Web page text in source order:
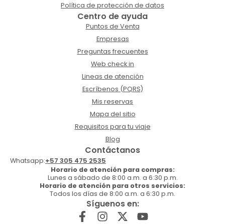
Política de protección de datos
Centro de ayuda
Puntos de Venta
Empresas
Preguntas frecuentes
Web check in
Lineas de atención
Escríbenos (PQRS)
Mis reservas
Mapa del sitio
Requisitos para tu viaje
Blog
Contáctanos
Whatsapp:+57 305 475 2535
Horario de atención para compras:
Lunes a sábado de 8:00 a.m. a 6:30 p.m.
Horario de atención para otros servicios:
Todos los días de 8:00 a.m. a 6:30 p.m.
Síguenos en: